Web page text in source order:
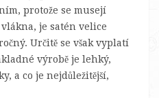
protože se musejí
je satén velice
Určitě se však vyplatí
výrobě je lehký,
a co je nejdůležitější,